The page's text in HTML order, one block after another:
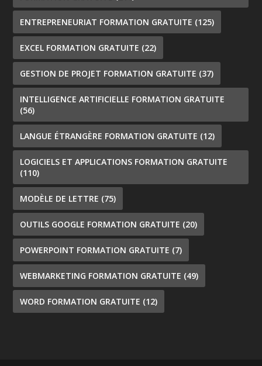
ENTREPRENEURIAT FORMATION GRATUITE (125)
EXCEL FORMATION GRATUITE (22)
GESTION DE PROJET FORMATION GRATUITE (37)
INTELLIGENCE ARTIFICIELLE FORMATION GRATUITE
(56)
LANGUE ÉTRANGÈRE FORMATION GRATUITE (12)
LOGICIELS ET APPLICATIONS FORMATION GRATUITE
(110)
MODÈLE DE LETTRE (75)
OUTILS GOOGLE FORMATION GRATUITE (20)
POWERPOINT FORMATION GRATUITE (7)
WEBMARKETING FORMATION GRATUITE (49)
WORD FORMATION GRATUITE (12)